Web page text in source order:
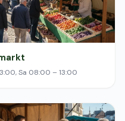
Sa 08:00 – 13:00